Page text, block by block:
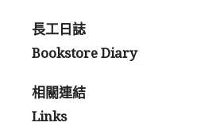
長工日誌
Bookstore Diary
相關連結
Links